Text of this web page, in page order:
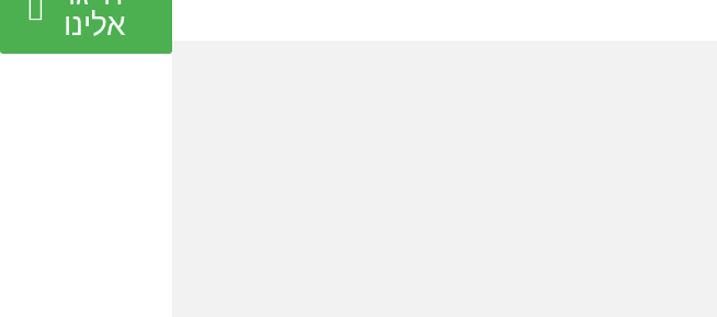
אלינו